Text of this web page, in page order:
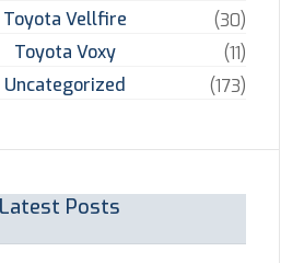
Toyota Vellfire
(30)
Toyota Voxy
(11)
Uncategorized
(173)
Latest Posts